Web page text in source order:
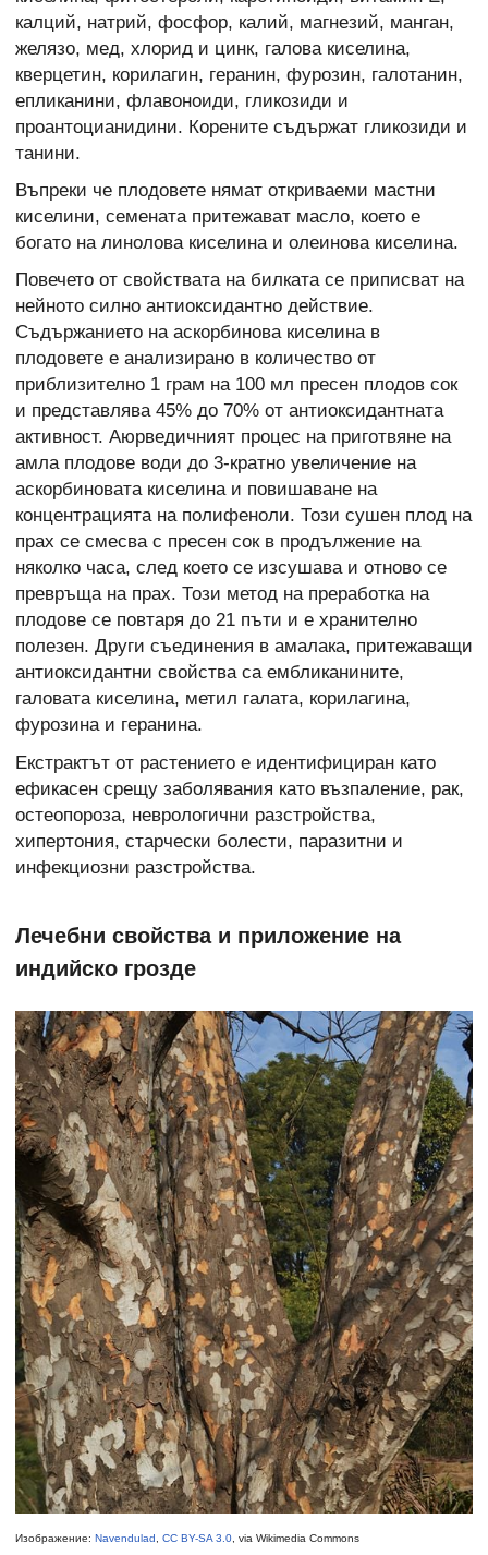
калций, натрий, фосфор, калий, магнезий, манган,
желязо, мед, хлорид и цинк, галова киселина,
кверцетин, корилагин, геранин, фурозин, галотанин,
епликанини, флавоноиди, гликозиди и
проантоцианидини. Корените съдържат гликозиди и
танини.
Въпреки че плодовете нямат откриваеми мастни
киселини, семената притежават масло, което е
богато на линолова киселина и олеинова киселина.
Повечето от свойствата на билката се приписват на
нейното силно антиоксидантно действие.
Съдържанието на аскорбинова киселина в
плодовете е анализирано в количество от
приблизително 1 грам на 100 мл пресен плодов сок
и представлява 45% до 70% от антиоксидантната
активност. Аюрведичният процес на приготвяне на
амла плодове води до 3-кратно увеличение на
аскорбиновата киселина и повишаване на
концентрацията на полифеноли. Този сушен плод на
прах се смесва с пресен сок в продължение на
няколко часа, след което се изсушава и отново се
превръща на прах. Този метод на преработка на
плодове се повтаря до 21 пъти и е хранително
полезен. Други съединения в амалака, притежаващи
антиоксидантни свойства са ембликанините,
галовата киселина, метил галата, корилагина,
фурозина и геранина.
Екстрактът от растението е идентифициран като
ефикасен срещу заболявания като възпаление, рак,
остеопороза, неврологични разстройства,
хипертония, старчески болести, паразитни и
инфекциозни разстройства.
Лечебни свойства и приложение на
индийско грозде
Изображение: Navendulad CC BY-SA 3.0 , via Wikimedia Commons